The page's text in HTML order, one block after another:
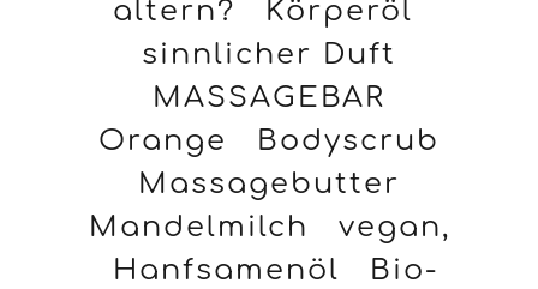
altern?
Körperöl
sinnlicher Duft
MASSAGEBAR
Orange
Bodyscrub
Massagebutter
Mandelmilch
vegan,
Hanfsamenöl
Bio-